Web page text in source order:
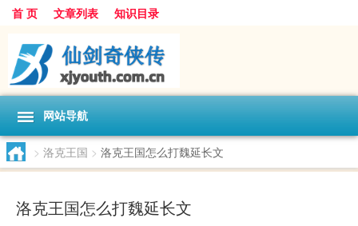
首 页 文章列表 知识目录
网站导航
> 洛克王国 > 洛克王国怎么打魏延长文
洛克王国怎么打魏延长文